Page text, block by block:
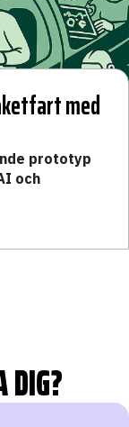
med
prototyp
och
DIG?